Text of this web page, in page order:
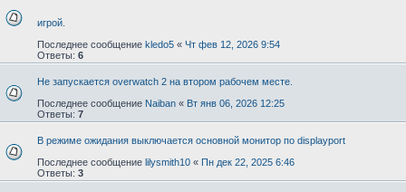
игрой.
Последнее сообщение kledo5 « Чт фев 12, 2026 9:54
Ответы: 6
Не запускается overwatch 2 на втором рабочем месте.
Последнее сообщение Naiban « Вт янв 06, 2026 12:25
Ответы: 7
В режиме ожидания выключается основной монитор по displayport
Последнее сообщение lilysmith10 « Пн дек 22, 2025 6:46
Ответы: 3